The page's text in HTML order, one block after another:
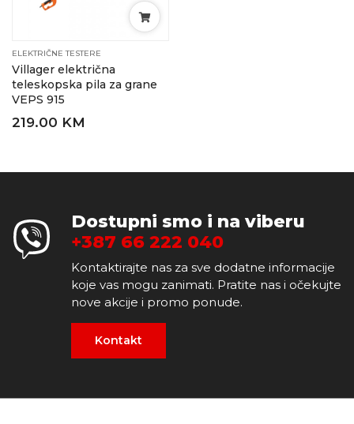
ELEKTRIČNE TESTERE
Villager električna
teleskopska pila za grane
VEPS 915
219.00 KM
Dostupni smo i na viberu
+387 66 222 040
Kontaktirajte nas za sve dodatne informacije
koje vas mogu zanimati. Pratite nas i očekujte
nove akcije i promo ponude.
Kontakt